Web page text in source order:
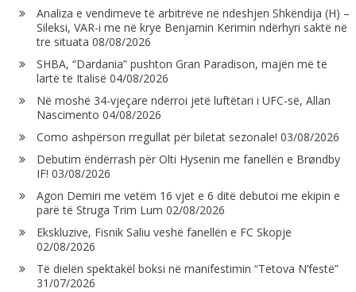
Analiza e vendimeve të arbitrëve në ndeshjen Shkëndija (H) –
Sileksi, VAR-i me në krye Benjamin Kerimin ndërhyri saktë në
tre situata 08/08/2026
SHBA, “Dardania” pushton Gran Paradison, majën më të
lartë të Italisë 04/08/2026
Në moshë 34-vjeçare ndërroi jetë luftëtari i UFC-së, Allan
Nascimento 04/08/2026
Como ashpërson rregullat për biletat sezonale! 03/08/2026
Debutim ëndërrash për Olti Hysenin me fanellën e Brøndby
IF! 03/08/2026
Agon Demiri me vetëm 16 vjet e 6 ditë debutoi me ekipin e
parë të Struga Trim Lum 02/08/2026
Ekskluzive, Fisnik Saliu veshë fanellën e FC Skopje
02/08/2026
Të dielën spektakël boksi në manifestimin “Tetova N’festë”
31/07/2026